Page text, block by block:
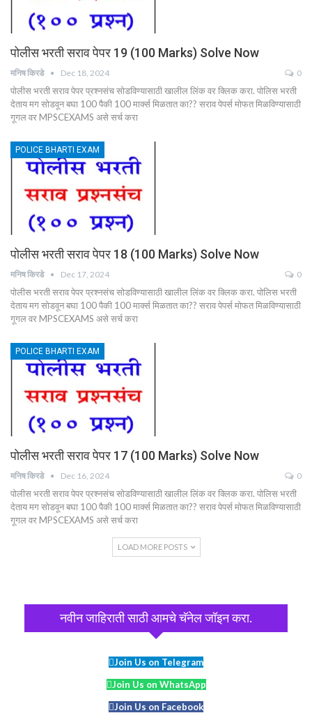
पोलीस भरती सराव पेपर 19 (100 Marks) Solve Now
मनिष किरडे Dec 18, 2024 0
पोलीस भरती सराव पेपर प्रश्नसंच सोडविण्यासाठी खालील लिंक वर क्लिक करा. पोलिस भरती
देताय मग सोडवून बघा 100 पैकी 100 मार्क्स मिळतात का?? सराव पेपर्स मोफत मिळविण्यासाठी
गूगल वर MPSCEXAMS असे सर्च करा
POLICE BHARTI EXAM
पोलीस भरती सराव पेपर 18 (100 Marks) Solve Now
मनिष किरडे Dec 17, 2024 0
पोलीस भरती सराव पेपर प्रश्नसंच सोडविण्यासाठी खालील लिंक वर क्लिक करा. पोलिस भरती
देताय मग सोडवून बघा 100 पैकी 100 मार्क्स मिळतात का?? सराव पेपर्स मोफत मिळविण्यासाठी
गूगल वर MPSCEXAMS असे सर्च करा
POLICE BHARTI EXAM
पोलीस भरती सराव पेपर 17 (100 Marks) Solve Now
मनिष किरडे Dec 16, 2024 0
पोलीस भरती सराव पेपर प्रश्नसंच सोडविण्यासाठी खालील लिंक वर क्लिक करा. पोलिस भरती
देताय मग सोडवून बघा 100 पैकी 100 मार्क्स मिळतात का?? सराव पेपर्स मोफत मिळविण्यासाठी
गूगल वर MPSCEXAMS असे सर्च करा
LOAD MORE POSTS
नवीन जाहिराती साठी आमचे चॅनेल जॉइन करा.
Join Us on Telegram
Join Us on WhatsApp
Join Us on Facebook